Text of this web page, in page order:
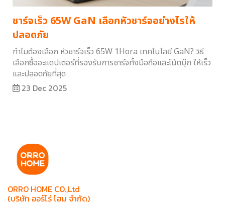
ชาร์จเร็ว 65W GaN เลือกหัวชาร์จอย่างไรให้
ปลอดภัย
ทำไมต้องเลือก หัวชาร์จเร็ว 65W 1Hora เทคโนโลยี GaN? วิธี
เลือกซื้ออะแดปเตอร์ที่รองรับการชาร์จทั้งมือถือและโน้ตบุ๊ก ให้เร็ว
และปลอดภัยที่สุด
23 Dec 2025
ORRO HOME CO.,Ltd
(บริษัท ออร์โร่ โฮม จำกัด)